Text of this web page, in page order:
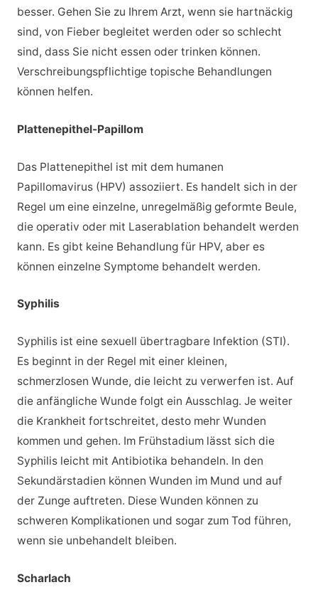
besser. Gehen Sie zu Ihrem Arzt, wenn sie hartnäckig
sind, von Fieber begleitet werden oder so schlecht
sind, dass Sie nicht essen oder trinken können.
Verschreibungspflichtige topische Behandlungen
können helfen.
Plattenepithel-Papillom
Das Plattenepithel ist mit dem humanen
Papillomavirus (HPV) assoziiert. Es handelt sich in der
Regel um eine einzelne, unregelmäßig geformte Beule,
die operativ oder mit Laserablation behandelt werden
kann. Es gibt keine Behandlung für HPV, aber es
können einzelne Symptome behandelt werden.
Syphilis
Syphilis ist eine sexuell übertragbare Infektion (STI).
Es beginnt in der Regel mit einer kleinen,
schmerzlosen Wunde, die leicht zu verwerfen ist. Auf
die anfängliche Wunde folgt ein Ausschlag. Je weiter
die Krankheit fortschreitet, desto mehr Wunden
kommen und gehen. Im Frühstadium lässt sich die
Syphilis leicht mit Antibiotika behandeln. In den
Sekundärstadien können Wunden im Mund und auf
der Zunge auftreten. Diese Wunden können zu
schweren Komplikationen und sogar zum Tod führen,
wenn sie unbehandelt bleiben.
Scharlach